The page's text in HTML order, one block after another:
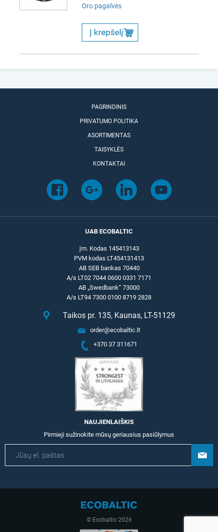
Oro pagalvės
Į krepšelį
PAGRINDINIS
PRIVATUMO POLITIKA
ASORTIMENTAS
TAISYKLĖS
KONTAKTAI
UAB ECOBALTIC
Įm. Kodas 145413143
PVM kodas LT454131413
AB SEB bankas 70440
A/s LT02 7044 0600 0331 7171
AB „Swedbank“ 73000
A/s LT94 7300 0100 8719 2828
Taikos pr. 135, Kaunas, LT-51129
order@ecobaltic.lt
+370 37 311671
NAUJIENLAIŠKIS
Pirmieji sužinokite mūsų geriausius pasiūlymus
© Ecobaltic 2026